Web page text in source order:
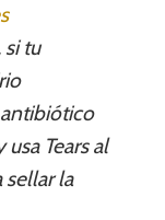
si tu
Tears al
la